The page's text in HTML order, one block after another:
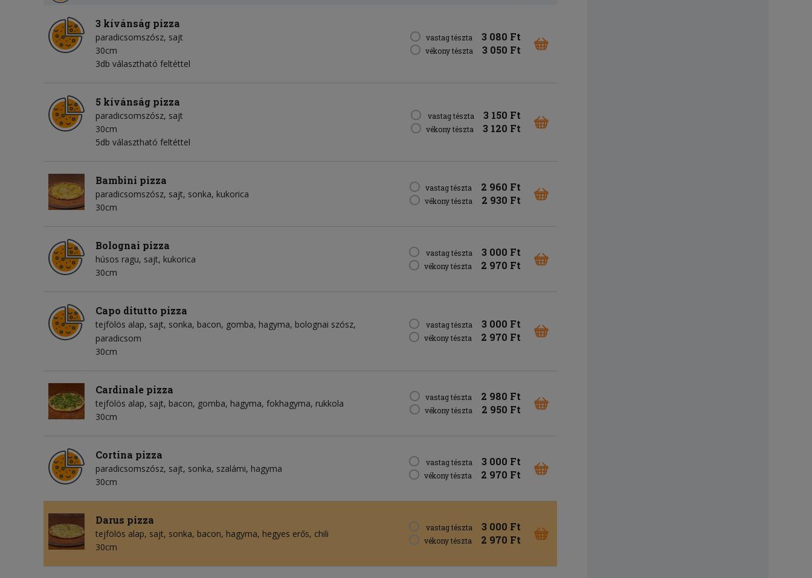
3 kívánság pizza
paradicsomszósz sajt
30cm
3db választható feltéttel
vastag tészta 3 080 Ft
vékony tészta 3 050 Ft
5 kívánság pizza
paradicsomszósz sajt
30cm
5db választható feltéttel
vastag tészta 3 150 Ft
vékony tészta 3 120 Ft
Bambini pizza
paradicsomszósz sajt sonka kukorica
30cm
vastag tészta 2 960 Ft
vékony tészta 2 930 Ft
Bolognai pizza
húsos ragu sajt kukorica
30cm
vastag tészta 3 000 Ft
vékony tészta 2 970 Ft
Capo ditutto pizza
tejfölös alap sajt sonka bacon gomba hagyma bolognai szósz
paradicsom
30cm
vastag tészta 3 000 Ft
vékony tészta 2 970 Ft
Cardinale pizza
tejfölös alap sajt bacon gomba hagyma fokhagyma rukkola
30cm
vastag tészta 2 980 Ft
vékony tészta 2 950 Ft
Cortina pizza
paradicsomszósz sajt sonka szalámi hagyma
30cm
vastag tészta 3 000 Ft
vékony tészta 2 970 Ft
Darus pizza
tejfölös alap sajt sonka bacon hagyma hegyes erős chili
30cm
vastag tészta 3 000 Ft
vékony tészta 2 970 Ft